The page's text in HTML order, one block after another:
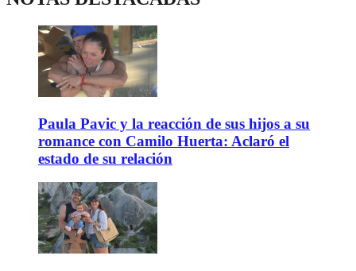
Paula Pavic y la reacción de sus hijos a su
romance con Camilo Huerta: Aclaró el
estado de su relación